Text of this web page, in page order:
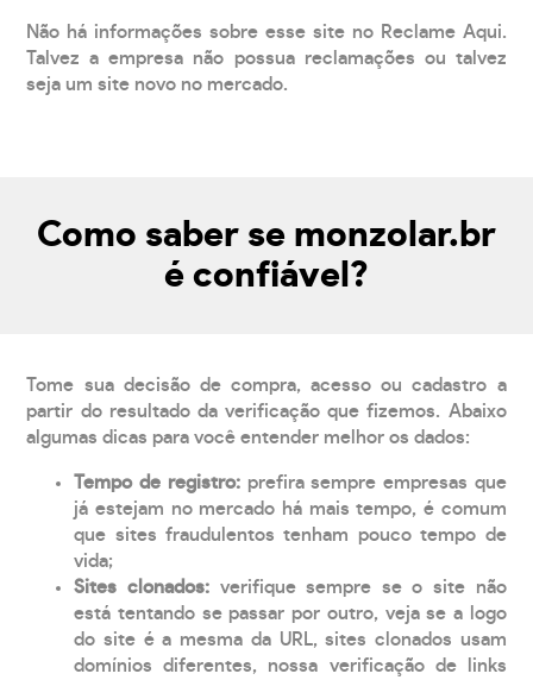
Não há informações sobre esse site no Reclame Aqui.
Talvez a empresa não possua reclamações ou talvez
seja um site novo no mercado.
Como saber se monzolar.br
é confiável?
Tome sua decisão de compra, acesso ou cadastro a
partir do resultado da verificação que fizemos. Abaixo
algumas dicas para você entender melhor os dados:
Tempo de registro: prefira sempre empresas que
já estejam no mercado há mais tempo, é comum
que sites fraudulentos tenham pouco tempo de
vida;
Sites clonados: verifique sempre se o site não
está tentando se passar por outro, veja se a logo
do site é a mesma da URL, sites clonados usam
domínios diferentes, nossa verificação de links